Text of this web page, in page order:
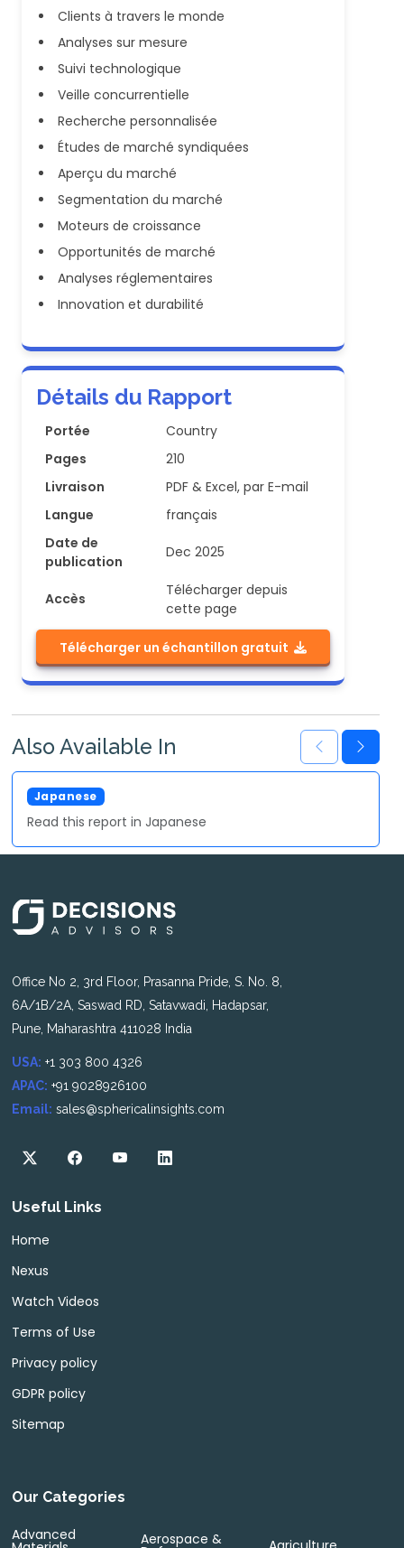
Clients à travers le monde
Analyses sur mesure
Suivi technologique
Veille concurrentielle
Recherche personnalisée
Études de marché syndiquées
Aperçu du marché
Segmentation du marché
Moteurs de croissance
Opportunités de marché
Analyses réglementaires
Innovation et durabilité
Détails du Rapport
Portée
Country
Pages
210
Livraison
PDF & Excel, par E-mail
Langue
français
Date de
publication
Dec 2025
Accès
Télécharger depuis
cette page
Télécharger un échantillon gratuit
Also Available In
Japanese
Read this report in Japanese
Office No 2, 3rd Floor, Prasanna Pride, S. No. 8,
6A/1B/2A, Saswad RD, Satavwadi, Hadapsar,
Pune, Maharashtra 411028 India
USA: +1 303 800 4326
APAC: +91 9028926100
Email: sales@sphericalinsights.com
Useful Links
Home
Nexus
Watch Videos
Terms of Use
Privacy policy
GDPR policy
Sitemap
Our Categories
Advanced Aerospace &